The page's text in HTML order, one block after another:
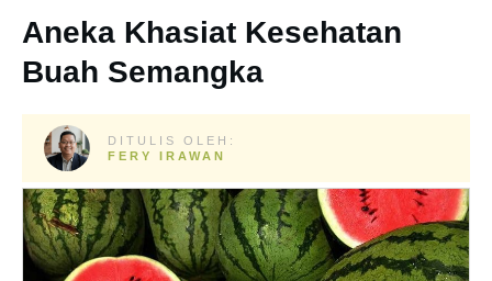
Aneka Khasiat Kesehatan
Buah Semangka
DITULIS OLEH:
FERY IRAWAN